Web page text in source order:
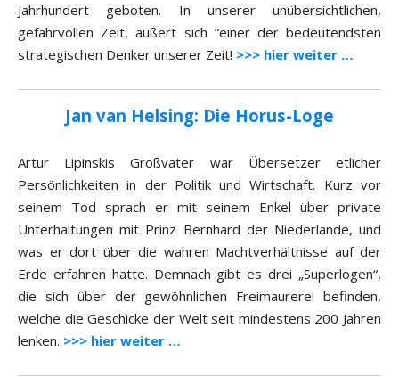
Jahrhundert geboten. In unserer unübersichtlichen,
gefahrvollen Zeit, äußert sich “einer der bedeutendsten
strategischen Denker unserer Zeit! >>> hier weiter …
Jan van Helsing: Die Horus-Loge
Artur Lipinskis Großvater war Übersetzer etlicher
Persönlichkeiten in der Politik und Wirtschaft. Kurz vor
seinem Tod sprach er mit seinem Enkel über private
Unterhaltungen mit Prinz Bernhard der Niederlande, und
was er dort über die wahren Machtverhältnisse auf der
Erde erfahren hatte. Demnach gibt es drei „Superlogen“,
die sich über der gewöhnlichen Freimaurerei befinden,
welche die Geschicke der Welt seit mindestens 200 Jahren
lenken. >>> hier weiter …